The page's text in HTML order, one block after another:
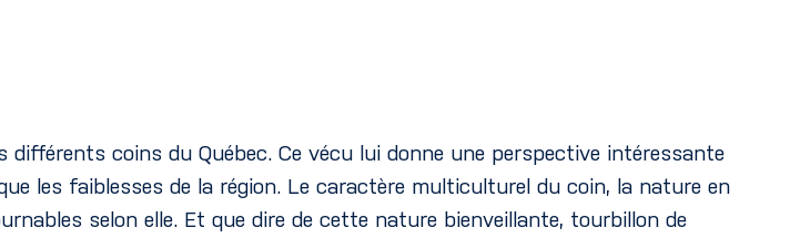
coins du Québec. Ce vécu lui donne une perspective intéressante
les faiblesses de la région. Le caractère multiculturel du coin, la nature en
selon elle. Et que dire de cette nature bienveillante, tourbillon de